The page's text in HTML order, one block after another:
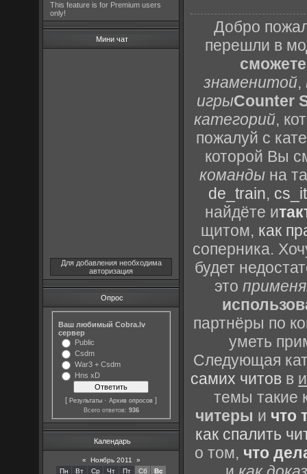
This feature is for Premium users
only!
Мини чат
Для добавления необходима
авторизация
Опрос
Ваш любимый Cobra.lv
сервер
Public
Csdm
War3 + Csdm
Hns xD
[Результаты ·Архив опросов ]
Всего ответов: 936
Календарь
« Ноябрь 2011
»
Пн
Вт Ср Чт Пт Сб
Вс
Добро
перешли в
знаменитой,
игрыCounter
категорий,
пожалуй с
которой Вы
команды на
de_train,
найдёте и
щитом, как
соперника.
будет
это
партнёры по
уметь
Следующая
самих читов в
темы такие
читеры и что
как спалить
о том, что